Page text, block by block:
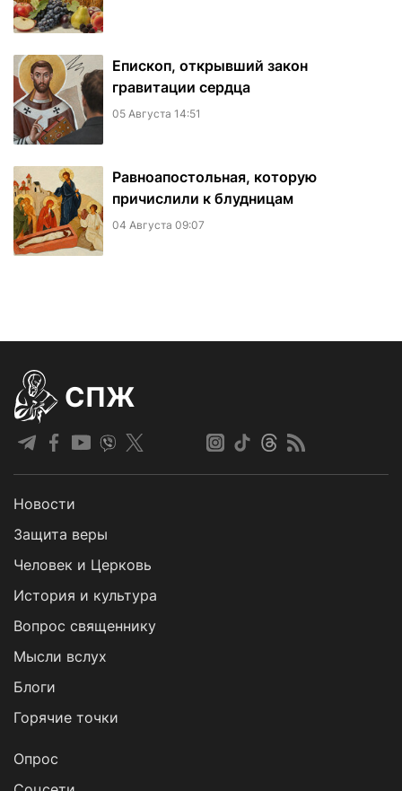
Епископ, открывший закон
гравитации сердца
05 Августа 14:51
Равноапостольная, которую
причислили к блудницам
04 Августа 09:07
СПЖ
Новости
Защита веры
Человек и Церковь
История и культура
Вопрос священнику
Мысли вслух
Блоги
Горячие точки
Опрос